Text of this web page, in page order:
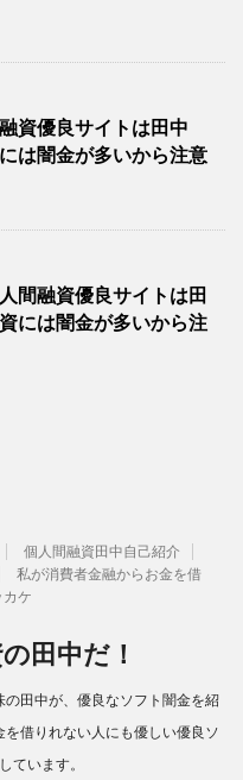
資優良サイトは田中
は闇金が多いから注意
間融資優良サイトは田
には闇金が多いから注
個人間融資田中自己紹介
私が消費者金融からお金を借
カケ
田中だ！
田中が、優良なソフト闇金を紹
借りれない人にも優しい優良ソ
ています。